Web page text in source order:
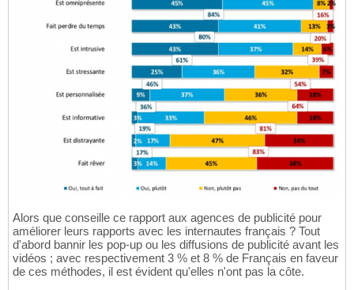
Alors que conseille ce rapport aux agences de publicité pour
améliorer leurs rapports avec les internautes français ? Tout
d'abord bannir les pop-up ou les diffusions de publicité avant les
vidéos ; avec respectivement 3 % et 8 % de Français en faveur
de ces méthodes, il est évident qu'elles n'ont pas la côte.